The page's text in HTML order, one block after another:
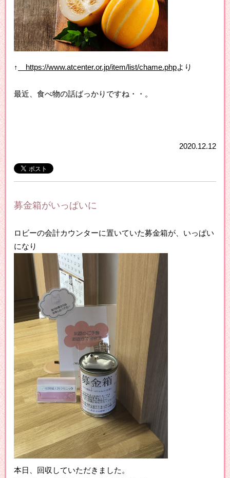
↑ https://www.atcenter.or.jp/item/list/chame.phpより
最近、食べ物の話ばっかりですね・・。
2020.12.12
募金箱がいっぱいに
ロビーの会計カウンターに置いていた募金箱が、いっぱい
になり
本日、回収していただきました。